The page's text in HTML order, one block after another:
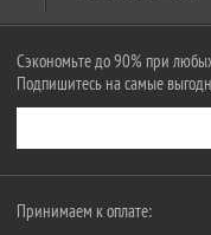
Сэкономьте до 90% при
Подпишитесь на самые
Принимаем к оплате: